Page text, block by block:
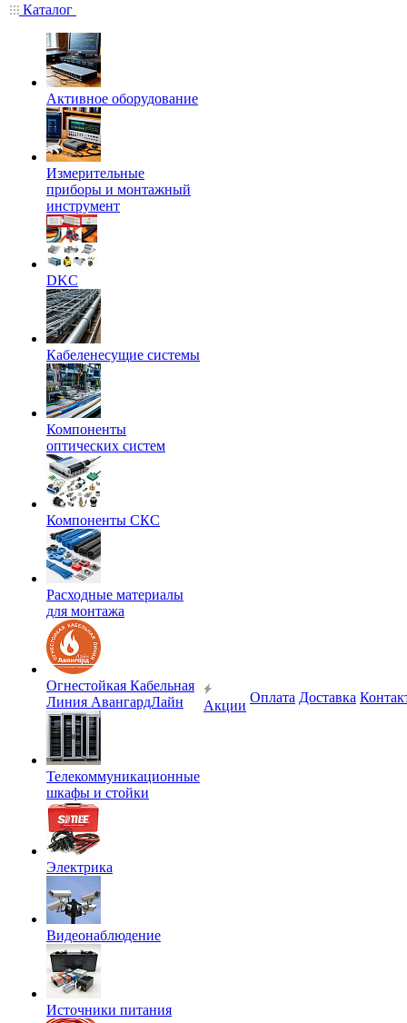
Каталог
Активное оборудование
Измерительные
приборы и монтажный
инструмент
DKC
Кабеленесущие системы
Компоненты
оптических систем
Компоненты СКС
Расходные материалы
для монтажа
Огнестойкая Кабельная
Линия АвангардЛайн
Телекоммуникационные
шкафы и стойки
Электрика
Видеонаблюдение
Источники питания
Акции
Оплата Доставка